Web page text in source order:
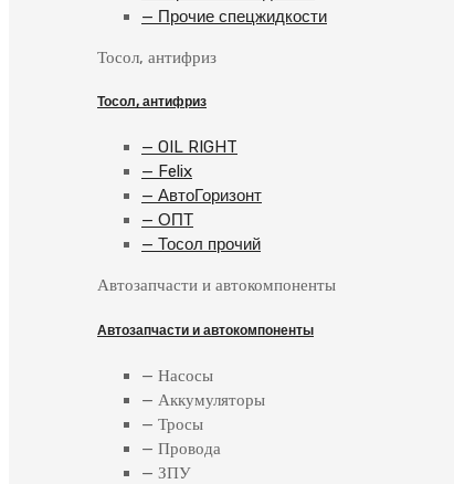
— Прочие спецжидкости
Тосол, антифриз
Тосол, антифриз
— OIL RIGHT
— Felix
— АвтоГоризонт
— ОПТ
— Тосол прочий
Автозапчасти и автокомпоненты
Автозапчасти и автокомпоненты
— Насосы
— Аккумуляторы
— Тросы
— Провода
— ЗПУ